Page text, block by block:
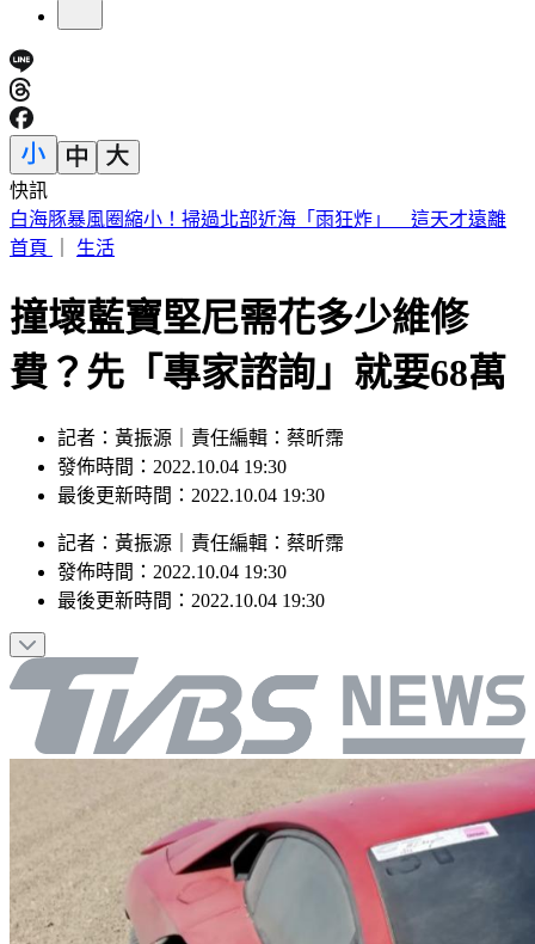
快訊
快訊／白海豚太兇猛！廈門航空飛松山「無法降落」 原機折
返福州
撞壞藍寶堅尼需花多少維修
費？先「專家諮詢」就要68萬
記者：黃振源｜責任編輯：蔡昕霈
發佈時間：2022.10.04 19:30
記者：黃振源｜責任編輯：
發佈時間：2022.10.04 19:30